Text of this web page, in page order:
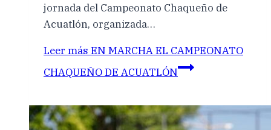
jornada del Campeonato Chaqueño de
Acuatlón, organizada…
Leer más EN MARCHA EL CAMPEONATO
CHAQUEÑO DE ACUATLÓN